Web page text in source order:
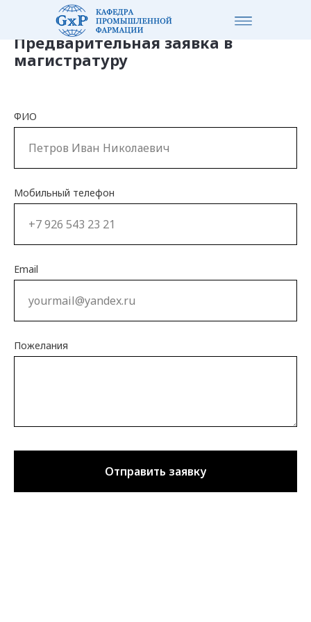
Предварительная заявка в
магистратуру
ФИО
Мобильный телефон
Email
Пожелания
Отправить заявку